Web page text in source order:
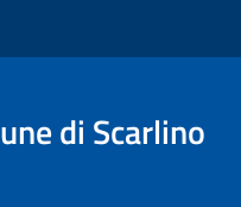
di Scarlino